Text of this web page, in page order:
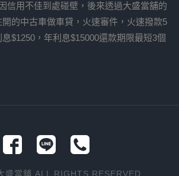
信用不佳到處碰壁，後來透過大盛當舖的
的中古車做車貸，火速審件，火速撥款5
$1250，年利息$15000還款期限最短3個
盛當舖 ALL RIGHTS RESERVED.